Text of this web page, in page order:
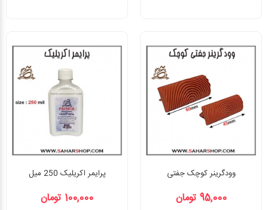
وودگرینر کوچک جفتی
95,000 تومان
پرایمر اکریلیک 250 میل
100,000 تومان